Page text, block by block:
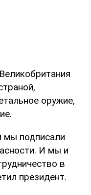
оружие,
мы подписали
И мы и
в
президент.